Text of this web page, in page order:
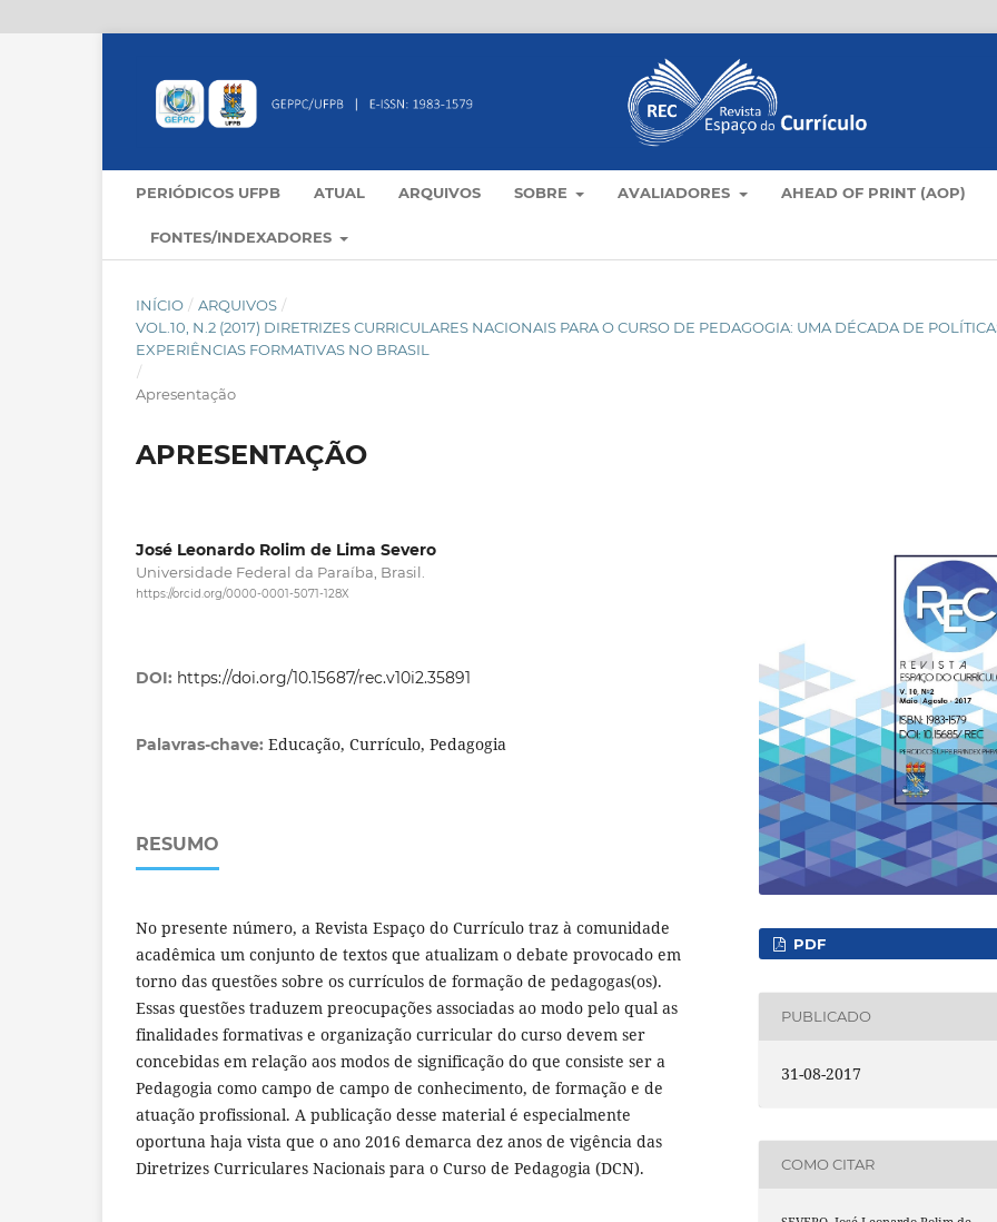
PERIÓDICOS UFPB ATUAL ARQUIVOS SOBRE AVALIADORES AHEAD OF PRINT (AOP)
FONTES/INDEXADORES
INÍCIO / ARQUIVOS /
VOL.10, N.2 (2017) DIRETRIZES CURRICULARES NACIONAIS PARA O CURSO DE PEDAGOGIA: UMA DÉCADA DE
EXPERIÊNCIAS FORMATIVAS NO BRASIL
/
Apresentação
APRESENTAÇÃO
José Leonardo Rolim de Lima Severo
Universidade Federal da Paraíba, Brasil.
https://orcid.org/0000-0001-5071-128X
DOI: https://doi.org/10.15687/rec.v10i2.35891
Palavras-chave: Educação, Currículo, Pedagogia
RESUMO
No presente número, a Revista Espaço do Currículo traz à comunidade
acadêmica um conjunto de textos que atualizam o debate provocado em
torno das questões sobre os currículos de formação de pedagogas(os).
Essas questões traduzem preocupações associadas ao modo pelo qual as
finalidades formativas e organização curricular do curso devem ser
concebidas em relação aos modos de significação do que consiste ser a
Pedagogia como campo de campo de conhecimento, de formação e de
atuação profissional. A publicação desse material é especialmente
oportuna haja vista que o ano 2016 demarca dez anos de vigência das
Diretrizes Curriculares Nacionais para o Curso de Pedagogia (DCN).
PDF
PUBLICADO
31-08-2017
COMO CITAR